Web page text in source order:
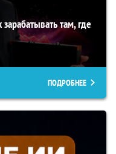
там, где
ПОДРОБНЕЕ